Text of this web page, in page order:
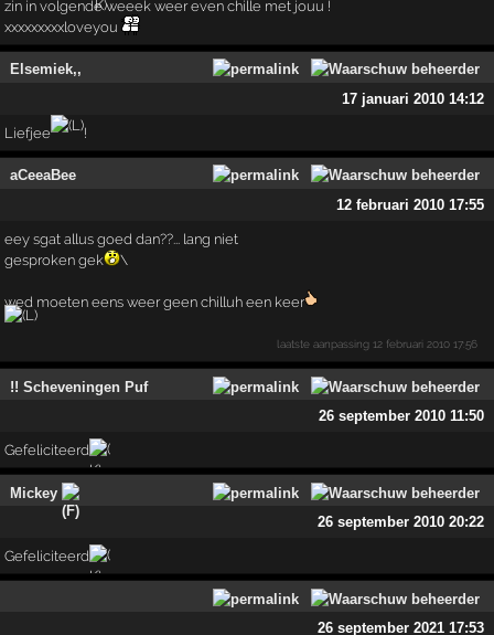
zin in volgende weeek weer even chille met jouu !
xxxxxxxxxloveyou
Elsemiek,,
17 januari 2010 14:12
Liefjee !
aCeeaBee
12 februari 2010 17:55
eey sgat allus goed dan??... lang niet
gesproken gek
\
wed moeten eens weer geen chilluh een keer
laatste aanpassing12 februari 2010 17:56
!! Scheveningen Puf
26 september 2010 11:50
Gefeliciteerd
Mickey
26 september 2010 20:22
Gefeliciteerd
26 september 2021 17:53